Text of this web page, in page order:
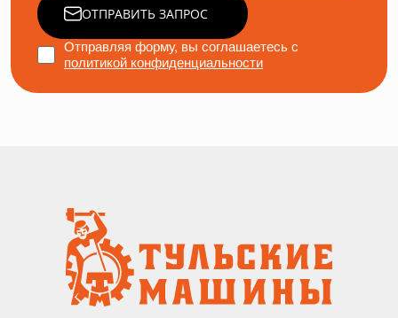
ОТПРАВИТЬ ЗАПРОС
Отправляя форму, вы соглашаетесь с
политикой конфиденциальности